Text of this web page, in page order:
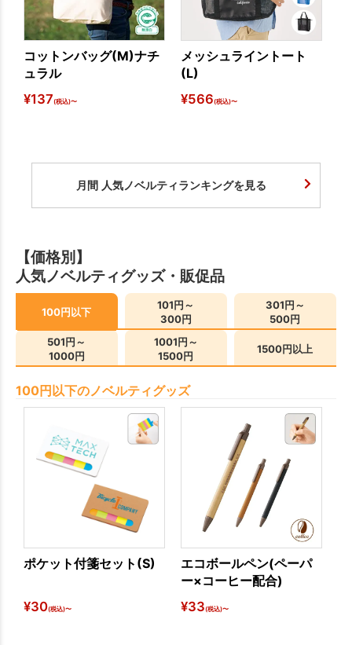
コットンバッグ(M)ナチ
ュラル
¥137(税込)〜
メッシュライントート
(L)
¥566(税込)〜
月間 人気ノベルティランキングを見る
【価格別】
人気ノベルティグッズ・販促品
100円以下
101円～
300円
301円～
500円
501円～
1000円
1001円～
1500円
1500円以上
100円以下のノベルティグッズ
ポケット付箋セット(S)
¥30(税込)〜
エコボールペン(ペーパ
ー×コーヒー配合)
¥33(税込)〜